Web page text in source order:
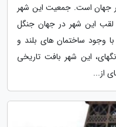
جهان است. جمعیت این شهر
است. لقب این شهر در جهان جنگل
وجود ساختمان های بلند و
این شهر بافت تاریخی
از...